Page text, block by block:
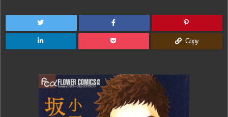
Copy